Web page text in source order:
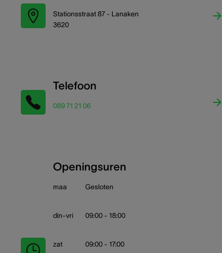
Stationsstraat 87 - Lanaken
3620
Telefoon
089 71 21 06
Openingsuren
maa Gesloten
din-vri 09:00 - 18:00
zat 09:00 - 17:00